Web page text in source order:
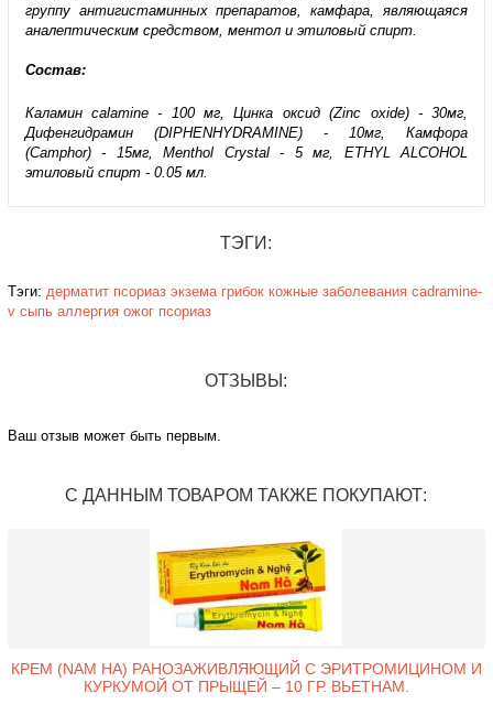
группу антигистаминных препаратов, камфара, являющаяся
аналептическим средством, ментол и этиловый спирт.
Состав:
Каламин calamine - 100 мг, Цинка оксид (Zinc oxide) - 30мг,
Дифенгидрамин (DIPHENHYDRAMINE) - 10мг, Камфора
(Camphor) - 15мг, Menthol Crystal - 5 мг, ETHYL ALCOHOL
этиловый спирт - 0.05 мл.
ТЭГИ:
Тэги: дерматит псориаз экзема грибок кожные заболевания cadramine-
v сыпь аллергия ожог псориаз
ОТЗЫВЫ:
Ваш отзыв может быть первым.
С ДАННЫМ ТОВАРОМ ТАКЖЕ ПОКУПАЮТ:
КРЕМ (NAM HA) РАНОЗАЖИВЛЯЮЩИЙ С ЭРИТРОМИЦИНОМ И
КУРКУМОЙ ОТ ПРЫЩЕЙ – 10 ГР. ВЬЕТНАМ.